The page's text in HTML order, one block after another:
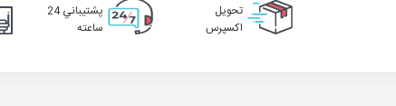
تحويل
اکسپرس
پشتيباني 24
ساعته